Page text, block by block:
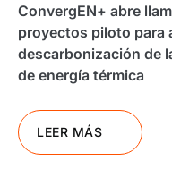
ConvergEN+ abre
proyectos piloto para
descarbonización de
de energía térmica
LEER MÁS